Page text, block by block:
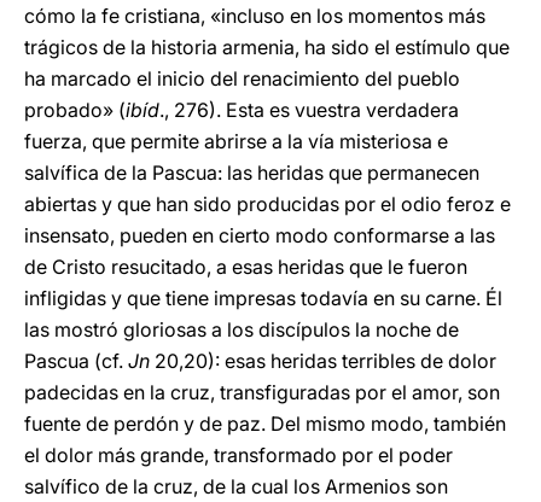
cómo la fe cristiana, «incluso en los momentos más
trágicos de la historia armenia, ha sido el estímulo que
ha marcado el inicio del renacimiento del pueblo
probado» (ibíd., 276). Esta es vuestra verdadera
fuerza, que permite abrirse a la vía misteriosa e
salvífica de la Pascua: las heridas que permanecen
abiertas y que han sido producidas por el odio feroz e
insensato, pueden en cierto modo conformarse a las
de Cristo resucitado, a esas heridas que le fueron
infligidas y que tiene impresas todavía en su carne. Él
las mostró gloriosas a los discípulos la noche de
Pascua (cf. Jn 20,20): esas heridas terribles de dolor
padecidas en la cruz, transfiguradas por el amor, son
fuente de perdón y de paz. Del mismo modo, también
el dolor más grande, transformado por el poder
salvífico de la cruz, de la cual los Armenios son